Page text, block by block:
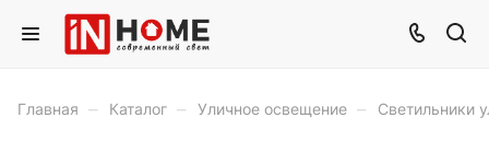
Главная – Каталог – Уличное освещение – Светильники